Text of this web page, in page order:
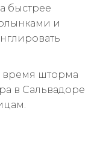
быстрее
и
время шторма
в Сальвадоре